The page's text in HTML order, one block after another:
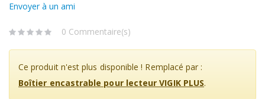
Envoyer à un ami
0 Commentaire(s)
Ce produit n'est plus disponible ! Remplacé par :
Boîtier encastrable pour lecteur VIGIK PLUS.